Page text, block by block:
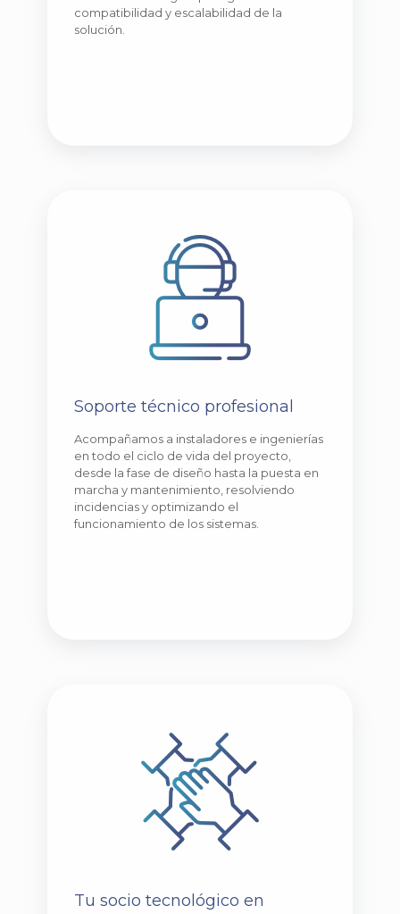
compatibilidad y escalabilidad de la
solución.
Soporte técnico profesional
Acompañamos a instaladores e ingenierías
en todo el ciclo de vida del proyecto,
desde la fase de diseño hasta la puesta en
marcha y mantenimiento, resolviendo
incidencias y optimizando el
funcionamiento de los sistemas.
Tu socio tecnológico en